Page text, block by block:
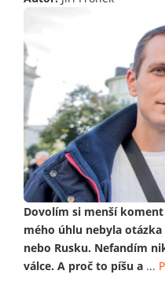
Dovolím si menší
mého úhlu nebyla
nebo Rusku. Nefandím
válce. A proč to píšu a ...